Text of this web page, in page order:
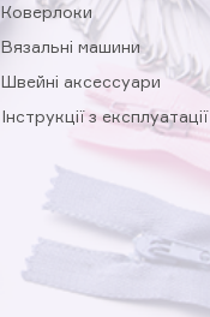
Коверлоки
Вязальні машини
Швейні аксессуари
Інструкції з експлуатації